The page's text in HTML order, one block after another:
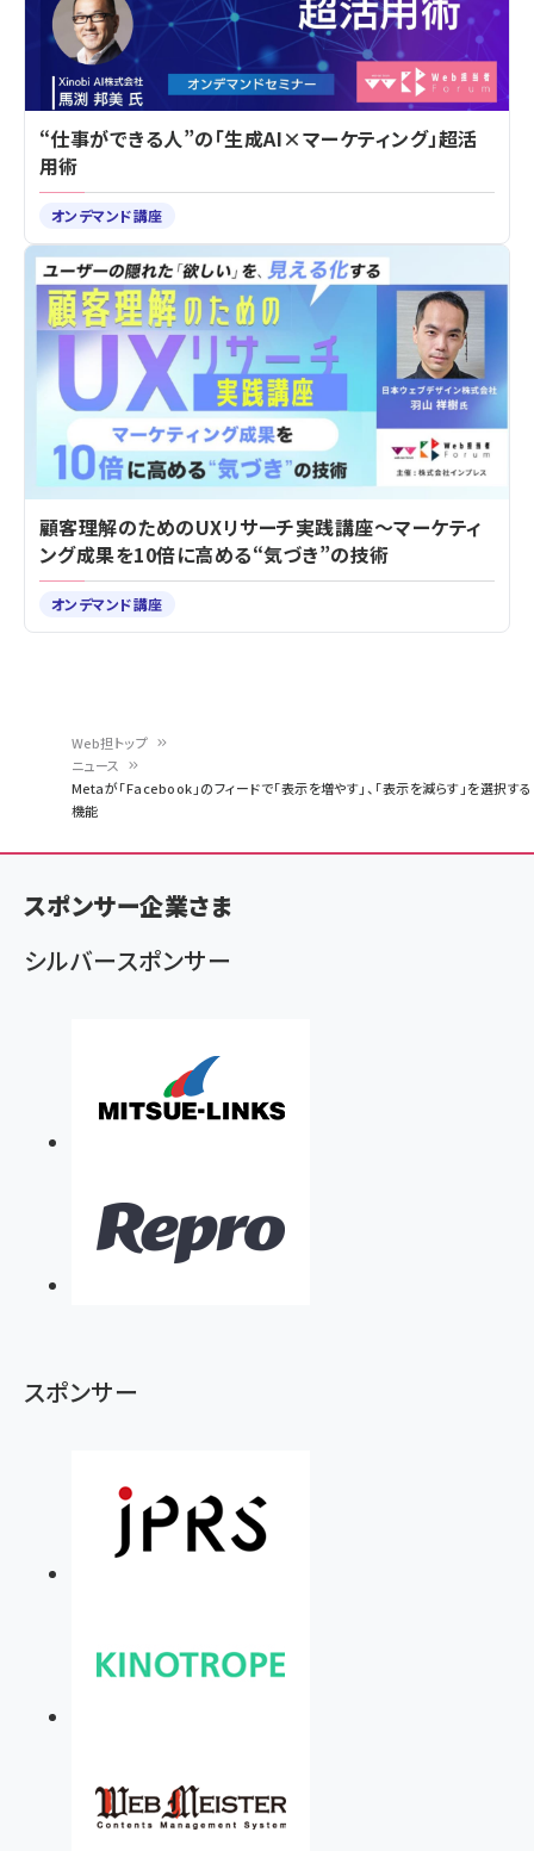
く
ず
Web担トップ
ニュース
Metaが「Facebook」のフィードで「表示を増やす」、「表示を減らす」を選択する
機能
“仕事ができる人”の「生成AI×マーケティング」超活
用術
オンデマンド講座
顧客理解のためのUXリサーチ実践講座～マーケティ
ング成果を10倍に高める“気づき”の技術
オンデマンド講座
スポンサー企業さま
シルバースポンサー
スポンサー